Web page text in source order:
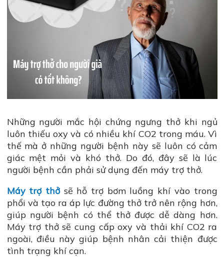
Những người mắc hội chứng ngưng thở khi ngủ
luôn thiếu oxy và có nhiều khí CO2 trong máu. Vì
thế mà ở những người bệnh này sẽ luôn có cảm
giác mệt mỏi và khó thở. Do đó, đây sẽ là lúc
người bệnh cần phải sử dụng đến máy trợ thở.
Máy trợ thởsẽ hỗ trợ bơm luồng khí vào trong
phổi và tạo ra áp lực đường thở trở nên rộng hơn,
giúp người bệnh có thể thở được dễ dàng hơn.
Máy trợ thở sẽ cung cấp oxy và thải khí CO2 ra
ngoài, điều này giúp bệnh nhân cải thiện được
tình trạng khí cạn.